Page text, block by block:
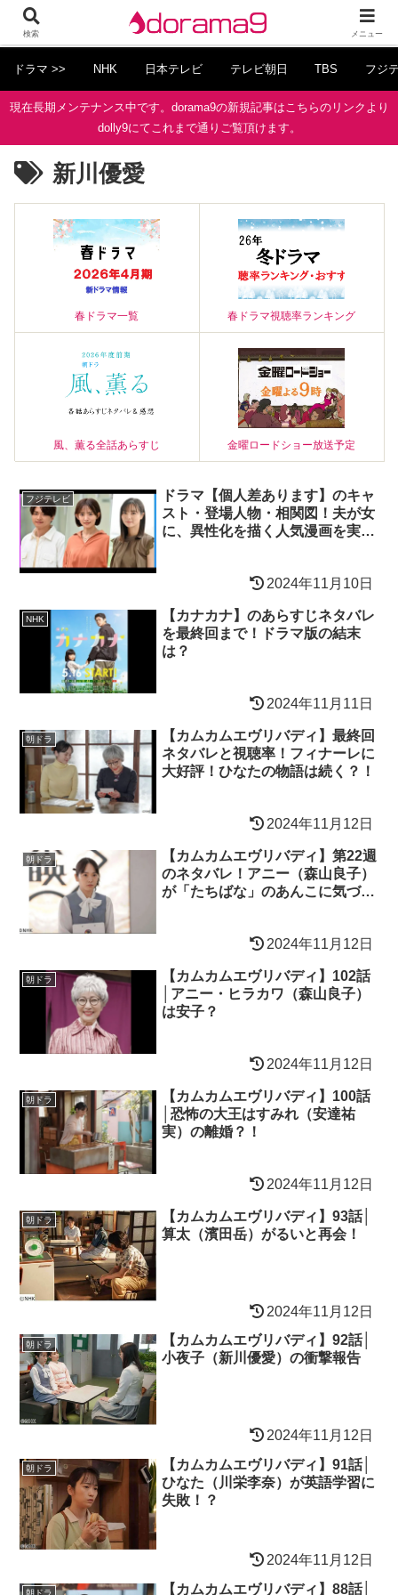
ドラマ >> NHK 日本テレビ テレビ朝日 TBS フジ
現在長期メンテナンス中です。dorama9の新規記事はこちらのリンクより
dolly9にてこれまで通りご覧頂けます。
新川優愛
春ドラマ一覧 春ドラマ視聴率ランキング
風、薫る全話あらすじ 金曜ロードショー放送予定
フジテレビ
ドラマ【個人差あります】のキャ
スト・登場人物・相関図！夫が女
に、異性化を描く人気漫画を実写
2024年11月10日
NHK
【カナカナ】のあらすじネタバレ
を最終回まで！ドラマ版の結末
は？
2024年11月11日
朝ドラ
【カムカムエヴリバディ】最終回
ネタバレと視聴率！フィナーレに
大好評！ひなたの物語は続く？！
2024年11月12日
朝ドラ
【カムカムエヴリバディ】第22週
のネタバレ！アニー（森山良子）
が「たちばな」のあんこに気づ
2024年11月12日
朝ドラ
【カムカムエヴリバディ】102話
│アニー・ヒラカワ（森山良子）
は安子？
2024年11月12日
朝ドラ
【カムカムエヴリバディ】100話
│恐怖の大王はすみれ（安達祐
実）の離婚？！
2024年11月12日
朝ドラ
【カムカムエヴリバディ】93話│
算太（濱田岳）がるいと再会！
2024年11月12日
朝ドラ
【カムカムエヴリバディ】92話│
小夜子（新川優愛）の衝撃報告
2024年11月12日
朝ドラ
【カムカムエヴリバディ】91話│
ひなた（川栄李奈）が英語学習に
失敗！？
2024年11月12日
朝ドラ 【カムカムエヴリバディ】88話│
検索 メニュー